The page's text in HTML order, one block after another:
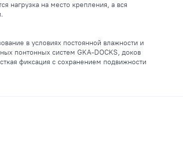
нагрузка на место крепления, а вся
в условиях постоянной влажности и
понтонных систем GKA-DOCKS, доков
фиксация с сохранением подвижности